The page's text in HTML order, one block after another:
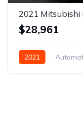
2021 Mitsubishi
$28,961
2021